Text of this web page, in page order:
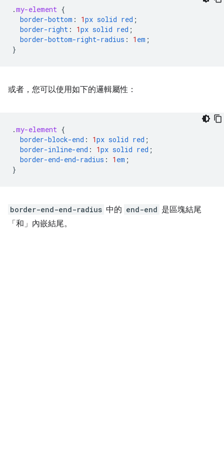
.my-element {
border-bottom : 1px solid red ;
border-right : 1px solid red ;
border-bottom-right-radius : 1 em ;
}
或者，您可以使用如下的邏輯屬性：
.my-element {
border-block-end : 1px solid red ;
border-inline-end : 1px solid red ;
border-end-end-radius : 1 em ;
}
border-end-end-radius 中的 end-end 是區塊結尾
「和」 內嵌結尾。